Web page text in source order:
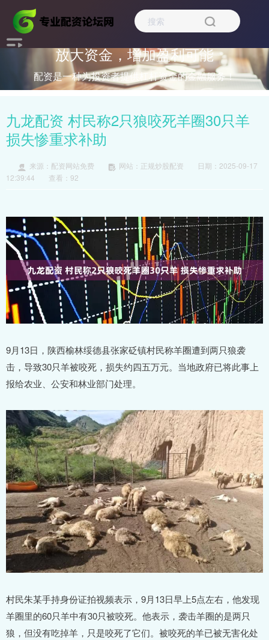
放大资金，增加盈利可能
配资是一种为投资者提供杠杆资金的金融服务！
九龙配资 村民称2只狼咬死羊圈30只羊
损失惨重求补助
来源：配资网站免费 网站：正规炒股配资
日期：2025-09-17
12:39:44
查看：92
9月13日，陕西榆林绥德县张家砭镇村民称羊圈遭到两只狼袭
击，导致30只羊被咬死，损失约四五万元。当地政府已将此事上
报给农业、公安和林业部门处理。
村民朱某手持身份证拍视频表示，9月13日早上5点左右，他发现
羊圈里的60只羊中有30只被咬死。他表示，袭击羊圈的是两只
狼，但没有吃掉羊，只是咬死了它们。被咬死的羊已被无害化处